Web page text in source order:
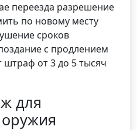
переезда разрешение
по новому месту
сроков
с продлением
штраф от 3 до 5 тысяч
для